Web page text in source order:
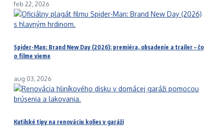
feb 22, 2026
Spider-Man: Brand New Day (2026): premiéra, obsadenie a trailer – čo
o filme vieme
aug 03, 2026
Kutilské tipy na renováciu kolies v garáži